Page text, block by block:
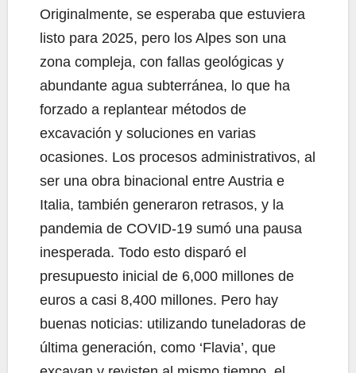
Originalmente, se esperaba que estuviera
listo para 2025, pero los Alpes son una
zona compleja, con fallas geológicas y
abundante agua subterránea, lo que ha
forzado a replantear métodos de
excavación y soluciones en varias
ocasiones. Los procesos administrativos, al
ser una obra binacional entre Austria e
Italia, también generaron retrasos, y la
pandemia de COVID-19 sumó una pausa
inesperada. Todo esto disparó el
presupuesto inicial de 6,000 millones de
euros a casi 8,400 millones. Pero hay
buenas noticias: utilizando tuneladoras de
última generación, como ‘Flavia’, que